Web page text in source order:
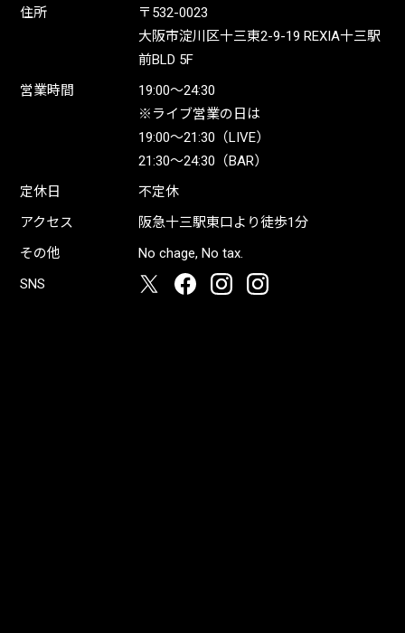
住所
〒532-0023
大阪市淀川区十三東2-9-19 REXIA十三駅
前BLD 5F
営業時間
19:00〜24:30
※ライブ営業の日は
19:00〜21:30（LIVE）
21:30〜24:30（BAR）
定休日
不定休
アクセス
阪急十三駅東口より徒歩1分
その他
No chage, No tax.
SNS